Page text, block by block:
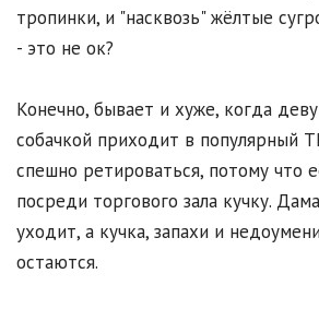
тропинки, и "насквозь" жёлтые
- это не ок?
Конечно, бывает и хуже, когда
собачкой приходит в популярный
спешно ретироваться, потому что
посреди торгового зала кучку.
уходит, а кучка, запахи и
остаются.